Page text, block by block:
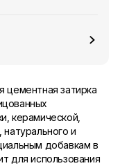
цементная затирка
керамической,
натурального и
добавкам в
для использования